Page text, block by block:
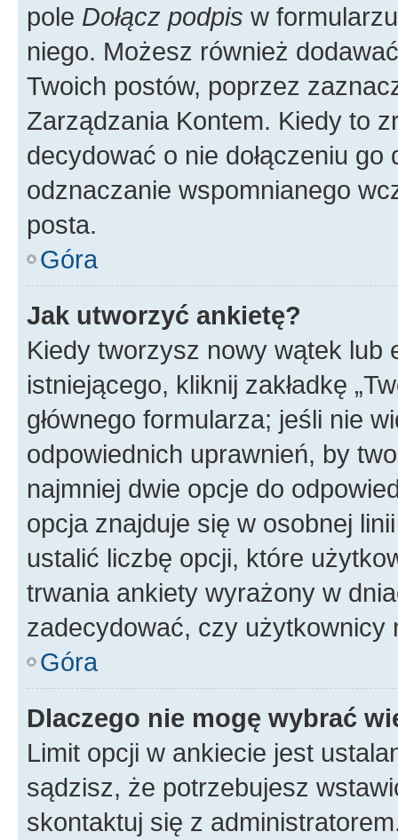
pole Dołącz podpis w
niego. Możesz również
Twoich postów, poprzez
Zarządzania Kontem. Kiedy to
decydować o nie dołączeniu
odznaczanie wspomnianego
posta.
Góra
Jak utworzyć ankietę?
Kiedy tworzysz nowy wątek lub
istniejącego, kliknij zakładkę
głównego formularza; jeśli nie
odpowiednich uprawnień, by
najmniej dwie opcje do
opcja znajduje się w osobnej
ustalić liczbę opcji, które
trwania ankiety wyrażony w
zadecydować, czy użytkownicy
Góra
Dlaczego nie mogę wybrać
Limit opcji w ankiecie jest
sądzisz, że potrzebujesz
skontaktuj się z